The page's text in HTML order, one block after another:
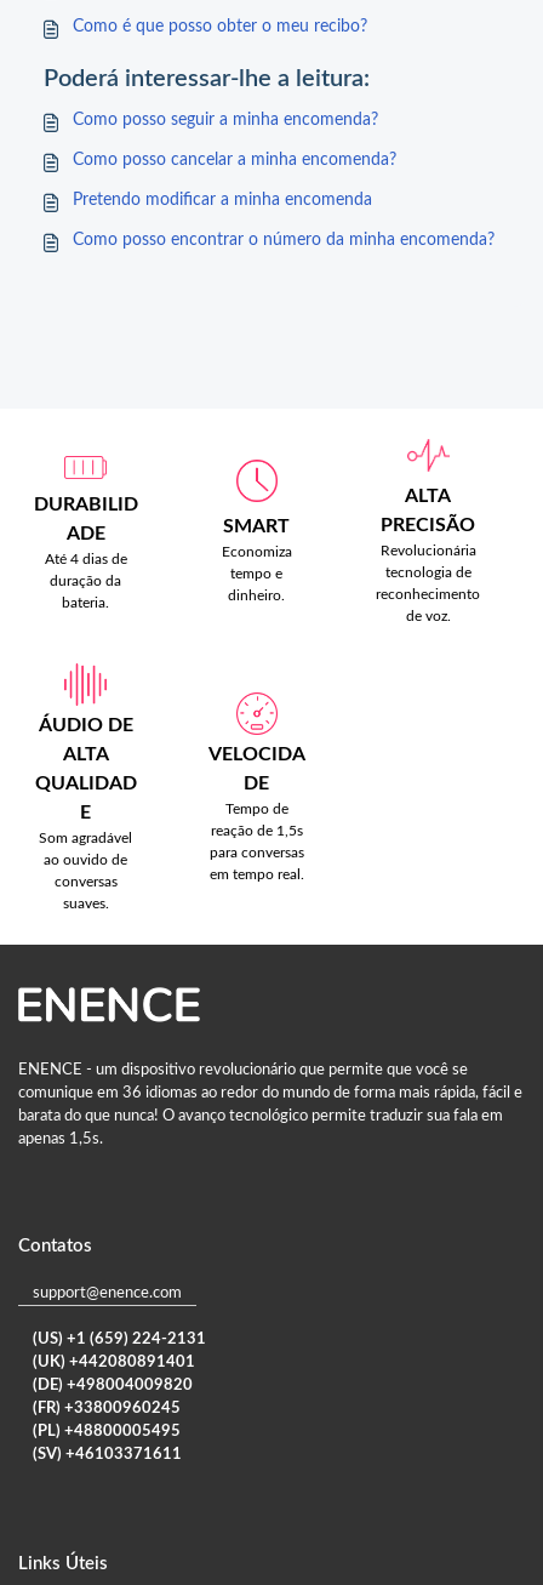
Como é que posso obter o meu recibo?
Poderá interessar-lhe a leitura:
Como posso seguir a minha encomenda?
Como posso cancelar a minha encomenda?
Pretendo modificar a minha encomenda
Como posso encontrar o número da minha encomenda?
DURABILID
ADE
Até 4 dias de
duração da
bateria.
SMART
Economiza
tempo e
dinheiro.
ALTA
PRECISÃO
Revolucionária
tecnologia de
reconhecimento
de voz.
ÁUDIO DE
ALTA
QUALIDAD
E
Som agradável
ao ouvido de
conversas
suaves.
VELOCIDA
DE
Tempo de
reação de 1,5s
para conversas
em tempo real.
ENENCE - um dispositivo revolucionário que permite que você se
comunique em 36 idiomas ao redor do mundo de forma mais rápida, fácil e
barata do que nunca! O avanço tecnológico permite traduzir sua fala em
apenas 1,5s.
Contatos
support@enence.com
(US) +1 (659) 224-2131
(UK) +442080891401
(DE) +498004009820
(FR) +33800960245
(PL) +48800005495
(SV) +46103371611
Links Úteis